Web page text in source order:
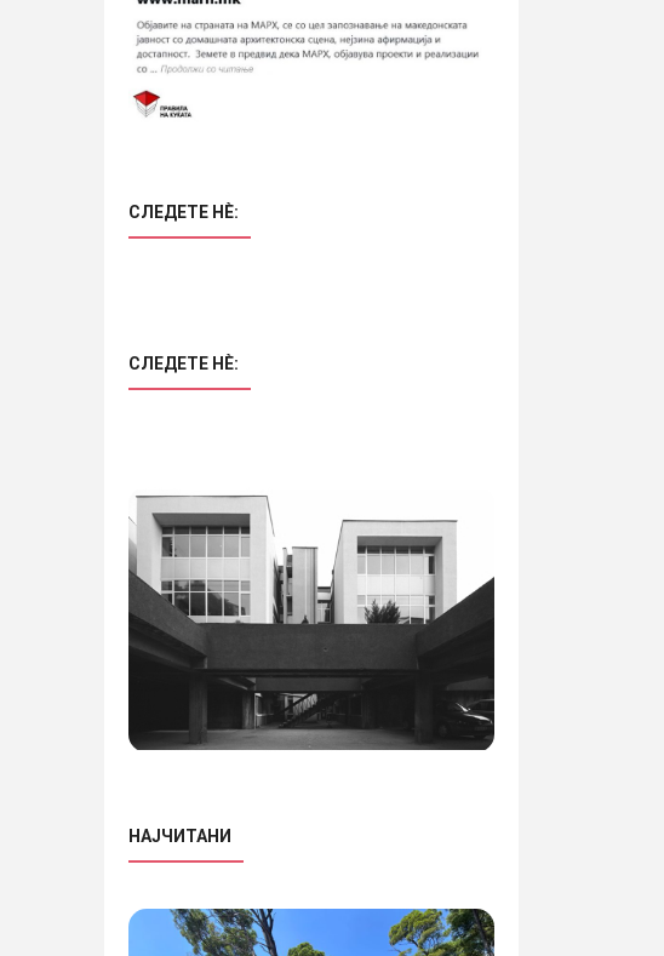
СЛЕДЕТЕ НÈ:
СЛЕДЕТЕ НÈ:
НАЈЧИТАНИ